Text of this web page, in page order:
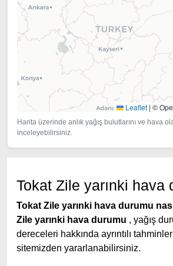
Leaflet | ©
Harita üzerinde anlık yağış bulutlarını ve hava
inceleyebilirsiniz.
Tokat Zile yarınki hava
Tokat Zile yarınki hava durumu
Zile yarınki hava durumu , yağış
dereceleri hakkında ayrıntılı
sitemizden yararlanabilirsiniz.